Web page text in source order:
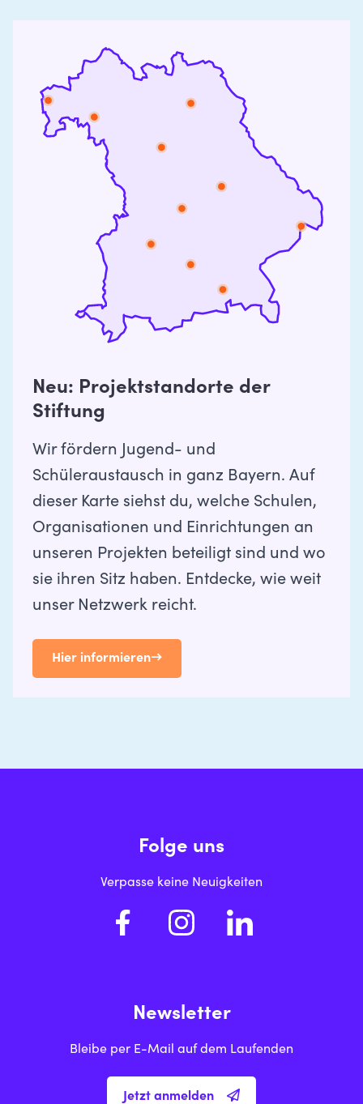
Neu: Projektstandorte der
Stiftung
Wir fördern Jugend- und
Schüleraustausch in ganz Bayern. Auf
dieser Karte siehst du, welche Schulen,
Organisationen und Einrichtungen an
unseren Projekten beteiligt sind und wo
sie ihren Sitz haben. Entdecke, wie weit
unser Netzwerk reicht.
Hier informieren→
Folge uns
Verpasse keine Neuigkeiten
Newsletter
Bleibe per E-Mail auf dem Laufenden
Jetzt anmelden